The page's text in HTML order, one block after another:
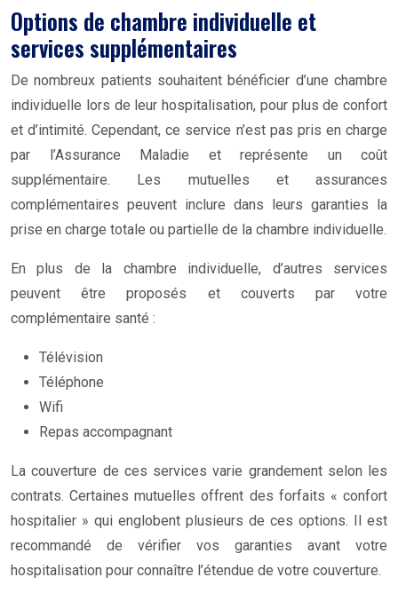
Options de chambre individuelle et
services supplémentaires
De nombreux patients souhaitent bénéficier d’une chambre
individuelle lors de leur hospitalisation, pour plus de confort
et d’intimité. Cependant, ce service n’est pas pris en charge
par l’Assurance Maladie et représente un coût
supplémentaire. Les mutuelles et assurances
complémentaires peuvent inclure dans leurs garanties la
prise en charge totale ou partielle de la chambre individuelle.
En plus de la chambre individuelle, d’autres services
peuvent être proposés et couverts par votre
complémentaire santé :
Télévision
Téléphone
Wifi
Repas accompagnant
La couverture de ces services varie grandement selon les
contrats. Certaines mutuelles offrent des forfaits « confort
hospitalier » qui englobent plusieurs de ces options. Il est
recommandé de vérifier vos garanties avant votre
hospitalisation pour connaître l’étendue de votre couverture.